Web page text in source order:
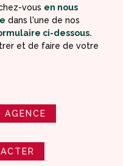
vous en nous
dans l'une de nos
ci-dessous.
et de faire de votre
AGENCE